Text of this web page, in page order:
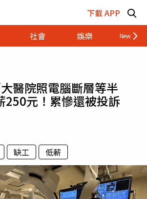
下載 APP
社會 娛樂 財經
醫院照電腦斷層等半
元！累慘還被投訴
缺工 低薪